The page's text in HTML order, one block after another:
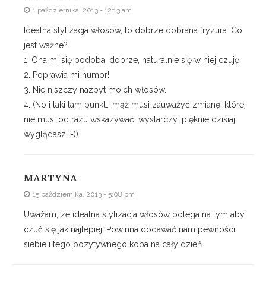
1 października, 2013 - 12:13 am
Idealna stylizacja włosów, to dobrze dobrana fryzura. Co
jest ważne?
1. Ona mi się podoba, dobrze, naturalnie się w niej czuję..
2. Poprawia mi humor!
3. Nie niszczy nazbyt moich włosów.
4. (No i taki tam punkt… mąż musi zauważyć zmianę, której
nie musi od razu wskazywać, wystarczy: pięknie dzisiaj
wyglądasz ;-)).
MARTYNA
15 października, 2013 - 5:08 pm
Uważam, ze idealna stylizacja włosów polega na tym aby
czuć się jak najlepiej. Powinna dodawać nam pewności
siebie i tego pozytywnego kopa na cały dzień.